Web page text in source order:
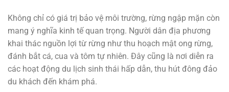
Không chỉ có giá trị bảo vệ môi trường, rừng ngập mặn còn
mang ý nghĩa kinh tế quan trọng. Người dân địa phương
khai thác nguồn lợi từ rừng như thu hoạch mật ong rừng,
đánh bắt cá, cua và tôm tự nhiên. Đây cũng là nơi diễn ra
các hoạt động du lịch sinh thái hấp dẫn, thu hút đông đảo
du khách đến khám phá.